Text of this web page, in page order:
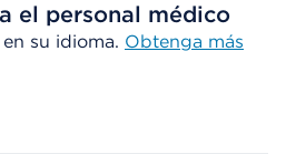
el personal médico
su idioma. Obtenga más